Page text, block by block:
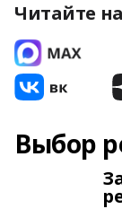
Читайте
Выбор